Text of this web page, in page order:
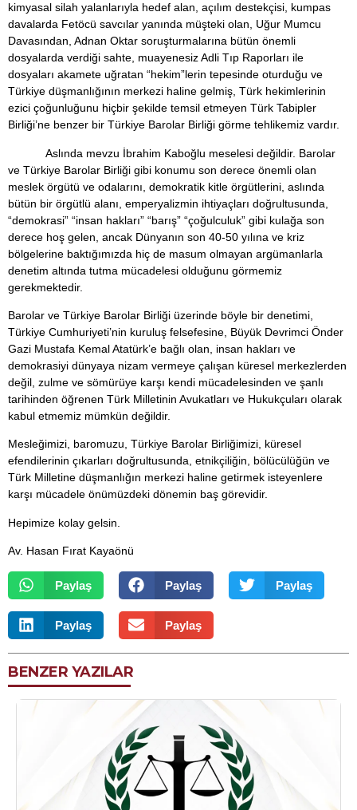
kimyasal silah yalanlarıyla hedef alan, açılım destekçisi, kumpas
davalarda Fetöcü savcılar yanında müşteki olan, Uğur Mumcu
Davasından, Adnan Oktar soruşturmalarına bütün önemli
dosyalarda verdiği sahte, muayenesiz Adli Tıp Raporları ile
dosyaları akamete uğratan “hekim”lerin tepesinde oturduğu ve
Türkiye düşmanlığının merkezi haline gelmiş, Türk hekimlerinin
ezici çoğunluğunu hiçbir şekilde temsil etmeyen Türk Tabipler
Birliği’ne benzer bir Türkiye Barolar Birliği görme tehlikemiz vardır.
Aslında mevzu İbrahim Kaboğlu meselesi değildir. Barolar
ve Türkiye Barolar Birliği gibi konumu son derece önemli olan
meslek örgütü ve odalarını, demokratik kitle örgütlerini, aslında
bütün bir örgütlü alanı, emperyalizmin ihtiyaçları doğrultusunda,
“demokrasi” “insan hakları” “barış” “çoğulculuk” gibi kulağa son
derece hoş gelen, ancak Dünyanın son 40-50 yılına ve kriz
bölgelerine baktığımızda hiç de masum olmayan argümanlarla
denetim altında tutma mücadelesi olduğunu görmemiz
gerekmektedir.
Barolar ve Türkiye Barolar Birliği üzerinde böyle bir denetimi,
Türkiye Cumhuriyeti’nin kuruluş felsefesine, Büyük Devrimci Önder
Gazi Mustafa Kemal Atatürk’e bağlı olan, insan hakları ve
demokrasiyi dünyaya nizam vermeye çalışan küresel merkezlerden
değil, zulme ve sömürüye karşı kendi mücadelesinden ve şanlı
tarihinden öğrenen Türk Milletinin Avukatları ve Hukukçuları olarak
kabul etmemiz mümkün değildir.
Mesleğimizi, baromuzu, Türkiye Barolar Birliğimizi, küresel
efendilerinin çıkarları doğrultusunda, etnikçiliğin, bölücülüğün ve
Türk Milletine düşmanlığın merkezi haline getirmek isteyenlere
karşı mücadele önümüzdeki dönemin baş görevidir.
Hepimize kolay gelsin.
Av. Hasan Fırat Kayaönü
Paylaş Paylaş Paylaş
Paylaş Paylaş
BENZER YAZILAR